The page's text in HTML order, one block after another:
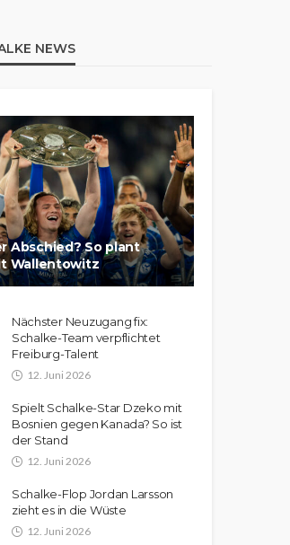
NEWS
Abschied? So plant
Wallentowitz
Nächster Neuzugang fix:
Schalke-Team verpflichtet
Freiburg-Talent
12. Juni 2026
Spielt Schalke-Star Dzeko mit
Bosnien gegen Kanada? So ist
der Stand
12. Juni 2026
Schalke-Flop Jordan Larsson
zieht es in die Wüste
12. Juni 2026